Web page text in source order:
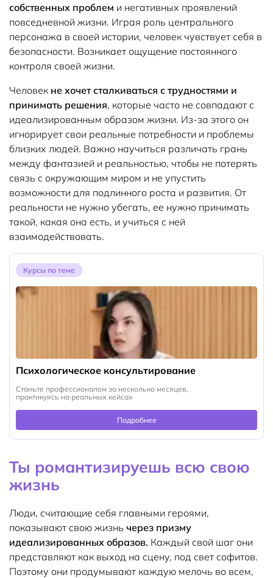
собственных проблем и негативных проявлений
повседневной жизни. Играя роль центрального
персонажа в своей истории, человек чувствует себя в
безопасности. Возникает ощущение постоянного
контроля своей жизни.
Человек не хочет сталкиваться с трудностями и
принимать решения, которые часто не совпадают с
идеализированным образом жизни. Из-за этого он
игнорирует свои реальные потребности и проблемы
близких людей. Важно научиться различать грань
между фантазией и реальностью, чтобы не потерять
связь с окружающим миром и не упустить
возможности для подлинного роста и развития. От
реальности не нужно убегать, ее нужно принимать
такой, какая она есть, и учиться с ней
взаимодействовать.
Курсы по теме
Психологическое консультирование
Станьте профессионалом за несколько месяцев,
практикуясь на реальных кейсах
Подробнее
Ты романтизируешь всю свою
жизнь
Люди, считающие себя главными героями,
показывают свою жизнь через призму
идеализированных образов. Каждый свой шаг они
представляют как выход на сцену, под свет софитов.
Поэтому они продумывают каждую мелочь во всем,